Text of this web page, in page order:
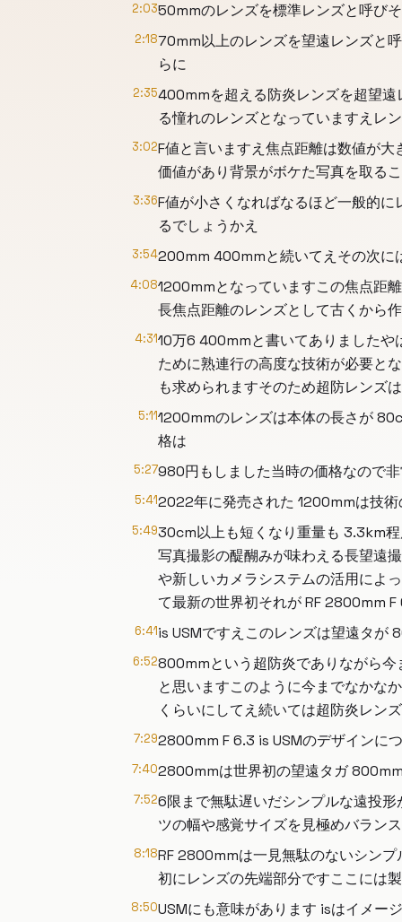
2:0350mmのレンズを標準レンズと呼び
2:1870mm以上のレンズを望遠レンズと
らに
2:35400mmを超える防炎レンズを超望遠
る憧れのレンズとなっていますえレ
3:02F値と言いますえ焦点距離は数値が
価値があり背景がボケた写真を取る
3:36F値が小さくなればなるほど一般的
るでしょうかえ
3:54200mm 400mmと続いてえその次に
4:081200mmとなっていますこの焦点距
長焦点距離のレンズとして古くから
4:3110万6 400mmと書いてありましたや
ために熟連行の高度な技術が必要と
も求められますそのため超防レンズ
5:111200mmのレンズは本体の長さが
格は
5:27980円もしました当時の価格なので
5:412022年に発売された 1200mmは技
5:4930cm以上も短くなり重量も 3.3km
写真撮影の醍醐みが味わえる長望遠
や新しいカメラシステムの活用によ
て最新の世界初それが RF 2800mm F
6:41is USMですえこのレンズは望遠タが
6:52800mmという超防炎でありながら
と思いますこのように今までなかな
くらいにしてえ続いては超防炎レン
7:292800mm F 6.3 is USMのデザインに
7:402800mmは世界初の望遠タガ
7:526限まで無駄遅いだシンプルな遠投
ツの幅や感覚サイズを見極めバラン
8:18RF 2800mmは一見無駄のないシン
初にレンズの先端部分ですここには
8:50USMにも意味があります isはイメー